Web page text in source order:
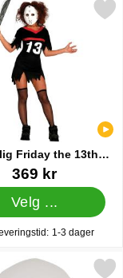
Friday the 13th
Kostyme
84594
369 kr
Velg ...
På lager
1-3 dager
Friday the
favoritt
Merk jigsaw